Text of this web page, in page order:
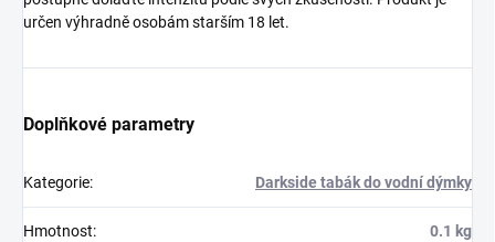
určen výhradně osobám starším 18 let.
Doplňkové parametry
Kategorie: Darkside tabák do vodní dýmky
Hmotnost: 0.1 kg